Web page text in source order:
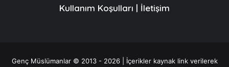
Kullanım Koşulları | İletişim
Genç Müslümanlar © 2013 - 2026 | İçerikler kaynak link verilerek